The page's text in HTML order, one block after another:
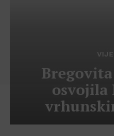
osvojila